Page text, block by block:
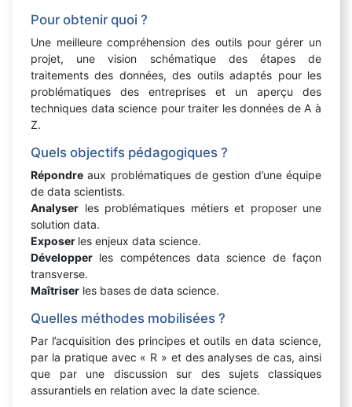
Pour obtenir quoi ?
Une meilleure compréhension des outils pour gérer un
projet, une vision schématique des étapes de
traitements des données, des outils adaptés pour les
problématiques des entreprises et un aperçu des
techniques data science pour traiter les données de A à
Z.
Quels objectifs pédagogiques ?
Répondre aux problématiques de gestion d’une équipe
de data scientists.
Analyser les problématiques métiers et proposer une
solution data.
Exposer les enjeux data science.
Développer les compétences data science de façon
transverse.
Maîtriser les bases de data science.
Quelles méthodes mobilisées ?
Par l’acquisition des principes et outils en data science,
par la pratique avec « R » et des analyses de cas, ainsi
que par une discussion sur des sujets classiques
assurantiels en relation avec la date science.